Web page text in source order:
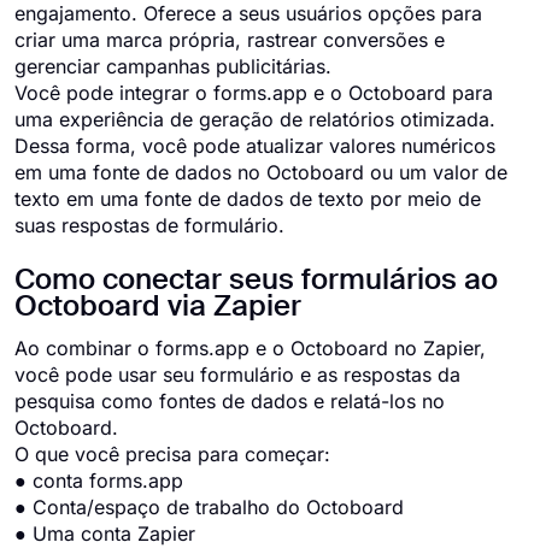
engajamento. Oferece a seus usuários opções para
criar uma marca própria, rastrear conversões e
gerenciar campanhas publicitárias.
Você pode integrar o forms.app e o Octoboard para
uma experiência de geração de relatórios otimizada.
Dessa forma, você pode atualizar valores numéricos
em uma fonte de dados no Octoboard ou um valor de
texto em uma fonte de dados de texto por meio de
suas respostas de formulário.
Como conectar seus formulários ao
Octoboard via Zapier
Ao combinar o forms.app e o Octoboard no Zapier,
você pode usar seu formulário e as respostas da
pesquisa como fontes de dados e relatá-los no
Octoboard.
O que você precisa para começar:
● conta forms.app
● Conta/espaço de trabalho do Octoboard
● Uma conta Zapier